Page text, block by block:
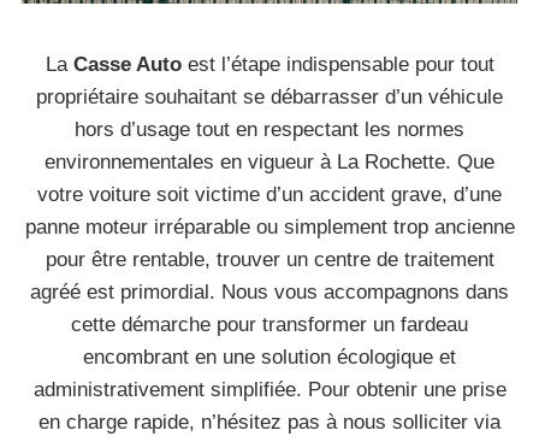
La Casse Autoest l’étape indispensable pour tout
propriétaire souhaitant se débarrasser d’un véhicule
hors d’usage tout en respectant les normes
environnementales en vigueur à La Rochette. Que
votre voiture soit victime d’un accident grave, d’une
panne moteur irréparable ou simplement trop ancienne
pour être rentable, trouver un centre de traitement
agréé est primordial. Nous vous accompagnons dans
cette démarche pour transformer un fardeau
encombrant en une solution écologique et
administrativement simplifiée. Pour obtenir une prise
en charge rapide, n’hésitez pas à nous solliciter via